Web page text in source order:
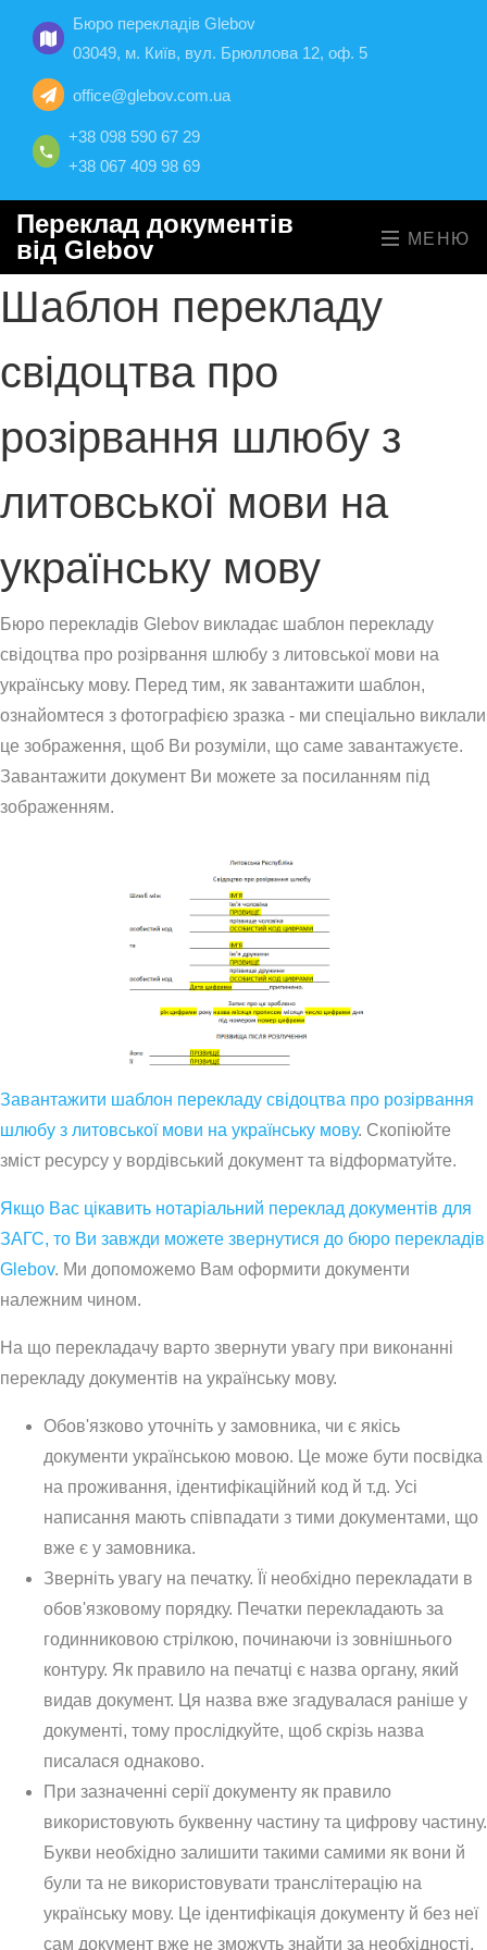
Бюро перекладів Glebov
03049, м. Київ, вул. Брюллова 12, оф. 5
office@glebov.com.ua
+38 098 590 67 29
+38 067 409 98 69
Переклад документів
від Glebov
МЕНЮ
Шаблон перекладу
свідоцтва про
розірвання шлюбу з
литовської мови на
українську мову
Бюро перекладів Glebov викладає шаблон перекладу
свідоцтва про розірвання шлюбу з литовської мови на
українську мову. Перед тим, як завантажити шаблон,
ознайомтеся з фотографією зразка - ми спеціально виклали
це зображення, щоб Ви розуміли, що саме завантажуєте.
Завантажити документ Ви можете за посиланням під
зображенням.
Завантажити шаблон перекладу свідоцтва про розірвання
шлюбу з литовської мови на українську мову. Скопіюйте
зміст ресурсу у вордівський документ та відформатуйте.
Якщо Вас цікавить нотаріальний переклад документів для
ЗАГС, то Ви завжди можете звернутися до бюро перекладів
Glebov. Ми допоможемо Вам оформити документи
належним чином.
На що перекладачу варто звернути увагу при виконанні
перекладу документів на українську мову.
Обов'язково уточніть у замовника, чи є якісь
документи українською мовою. Це може бути посвідка
на проживання, ідентифікаційний код й т.д. Усі
написання мають співпадати з тими документами, що
вже є у замовника.
Зверніть увагу на печатку. Її необхідно перекладати в
обов'язковому порядку. Печатки перекладають за
годинниковою стрілкою, починаючи із зовнішнього
контуру. Як правило на печатці є назва органу, який
видав документ. Ця назва вже згадувалася раніше у
документі, тому прослідкуйте, щоб скрізь назва
писалася однаково.
При зазначенні серії документу як правило
використовують буквенну частину та цифрову частину.
Букви необхідно залишити такими самими як вони й
були та не використовувати транслітерацію на
українську мову. Це ідентифікація документу й без неї
сам документ вже не зможуть знайти за необхідності,